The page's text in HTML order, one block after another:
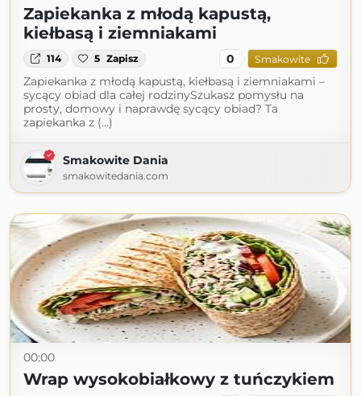
Zapiekanka z młodą kapustą,
kiełbasą i ziemniakami
114 5 Zapisz 0 Smakowite
Zapiekanka z młodą kapustą, kiełbasą i ziemniakami –
sycący obiad dla całej rodzinySzukasz pomysłu na
prosty, domowy i naprawdę sycący obiad? Ta
zapiekanka z (...)
Smakowite Dania
smakowitedania.com
00:00
Wrap wysokobiałkowy z tuńczykiem